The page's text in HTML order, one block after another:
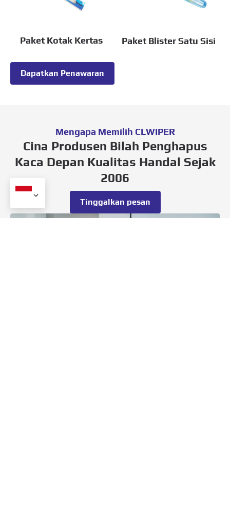
Paket Kotak Kertas Paket Blister Satu Sisi
Dapatkan Penawaran
Mengapa Memilih CLWIPER
Cina Produsen Bilah Penghapus
Kaca Depan Kualitas Handal Sejak
2006
Tinggalkan pesan